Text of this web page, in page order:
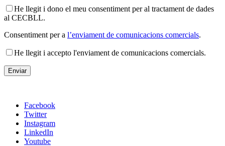
He llegit i dono el meu consentiment per al tractament de dades
al CECBLL.
Consentiment per a l’enviament de comunicacions comercials.
He llegit i accepto l'enviament de comunicacions comercials.
Facebook
Twitter
Instagram
LinkedIn
Youtube